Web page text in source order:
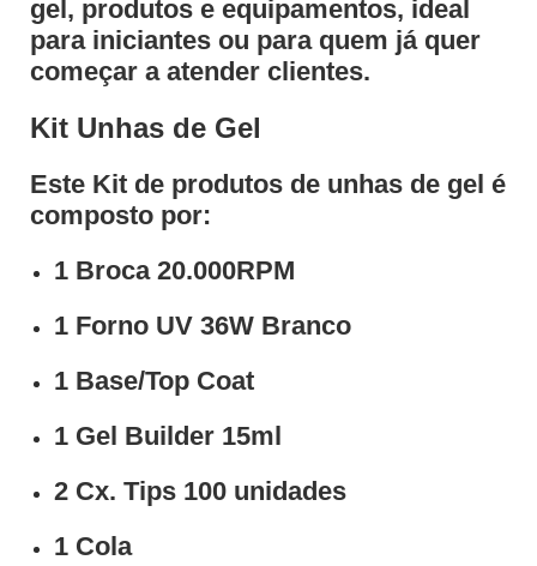
gel, produtos e equipamentos, ideal
para iniciantes ou para quem já quer
começar a atender clientes.
Kit Unhas de Gel
Este Kit de produtos de unhas de gel é
composto por:
1 Broca 20.000RPM
1 Forno UV 36W Branco
1 Base/Top Coat
1 Gel Builder 15ml
2 Cx. Tips 100 unidades
1 Cola